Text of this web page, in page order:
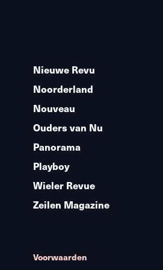
Nieuwe Revu
Noorderland
Nouveau
Ouders van Nu
Panorama
Playboy
Wieler Revue
Zeilen Magazine
Voorwaarden